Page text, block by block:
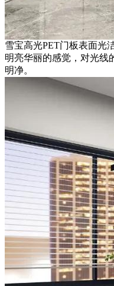
雪宝高光PET门板表面光
明亮华丽的感觉，对光线
明净。